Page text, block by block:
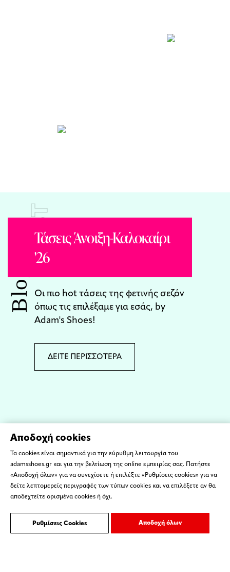
Αποδοχή cookies
Τα cookies είναι σημαντικά για την εύρυθμη λειτουργία του
adamsshoes.gr και για την βελτίωση της online εμπειρίας σας. Πατήστε
«Αποδοχή όλων» για να συνεχίσετε ή επιλέξτε «Ρυθμίσεις cookies» για να
δείτε λεπτομερείς περιγραφές των τύπων cookies και να επιλέξετε αν θα
αποδεχτείτε ορισμένα cookies ή όχι.
Ρυθμίσεις Cookies Αποδοχή όλων
Blog
POST
Τάσεις Άνοιξη-Καλοκαίρι
'26
Οι πιο hot τάσεις της φετινής σεζόν
όπως τις επιλέξαμε για εσάς, by
Adam's Shoes!
ΔΕΙΤΕ ΠΕΡΙΣΣΟΤΕΡΑ